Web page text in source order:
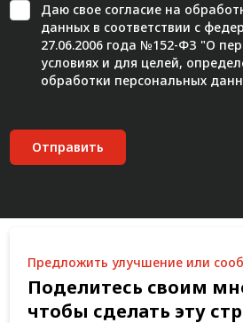
Даю свое согласиена
данных в соответствии с
27.06.2006 года №152-ФЗ "О
условиях и для целей,
обработки персональных
Отправить
Предложить улучшение или
Поделитесь своим
чтобы сделать эту